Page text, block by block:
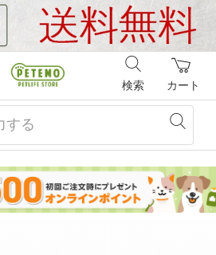
カート
検索